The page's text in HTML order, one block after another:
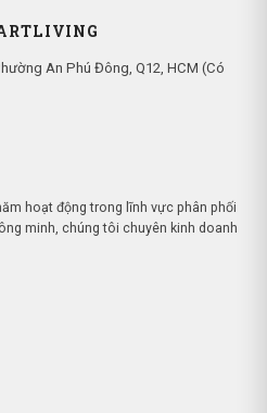
An Phú Đông, Q12, HCM (Có
hoạt động trong lĩnh vực phân phối
minh, chúng tôi chuyên kinh doanh